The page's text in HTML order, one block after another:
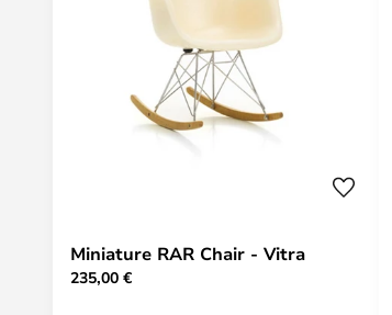
Miniature RAR Chair - Vitra
235,00 €